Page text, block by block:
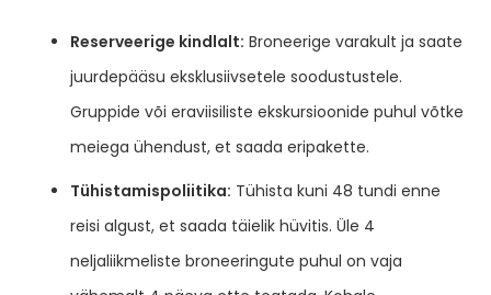
Reserveerige kindlalt: Broneerige varakult ja saate
juurdepääsu eksklusiivsetele soodustustele.
Gruppide või eraviisiliste ekskursioonide puhul võtke
meiega ühendust, et saada eripakette.
Tühistamispoliitika: Tühista kuni 48 tundi enne
reisi algust, et saada täielik hüvitis. Üle 4
neljaliikmeliste broneeringute puhul on vaja